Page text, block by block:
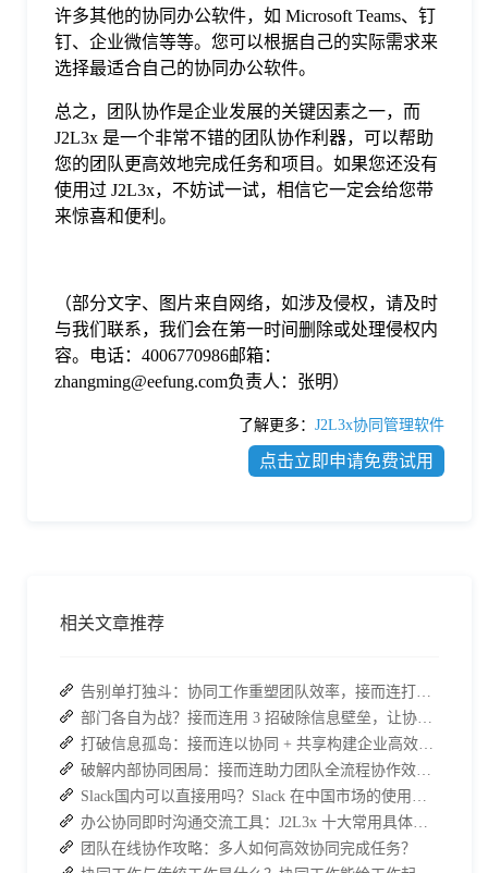
许多其他的协同办公软件，如 Microsoft Teams、钉
钉、企业微信等等。您可以根据自己的实际需求来
选择最适合自己的协同办公软件。
总之，团队协作是企业发展的关键因素之一，而
J2L3x 是一个非常不错的团队协作利器，可以帮助
您的团队更高效地完成任务和项目。如果您还没有
使用过 J2L3x，不妨试一试，相信它一定会给您带
来惊喜和便利。
（部分文字、图片来自网络，如涉及侵权，请及时
与我们联系，我们会在第一时间删除或处理侵权内
容。电话：4006770986邮箱：
zhangming@eefung.com负责人：张明）
了解更多： J2L3x协同管理软件
点击立即申请免费试用
相关文章推荐
告别单打独斗：协同工作重塑团队效率，接而连打造数据合规协作空间
部门各自为战？接而连用 3 招破除信息壁垒，让协作效率翻倍
打破信息孤岛：接而连以协同 + 共享构建企业高效办公生态
破解内部协同困局：接而连助力团队全流程协作效率翻倍
Slack国内可以直接用吗？Slack 在中国市场的使用现状及替代方案探讨
办公协同即时沟通交流工具：J2L3x 十大常用具体功能介绍
团队在线协作攻略：多人如何高效协同完成任务？